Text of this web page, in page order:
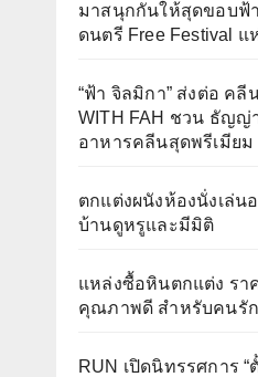
มาสนุกกันให้สุดขอบฟ้
ดนตรี Free Festival แ
“ฟ้า จิลมิกา” ส่งต่อ คลี
WITH FAH ชวน ธัญญ่
อาหารคลีนสุดพรีเมียม
ตกแต่งผนังห้องนั่งเล่น
บ้านดูหรูและมีมิติ
แหล่งซื้อหินตกแต่ง รา
คุณภาพดี สำหรับคนรั
RUN เปิดนิทรรศการ “